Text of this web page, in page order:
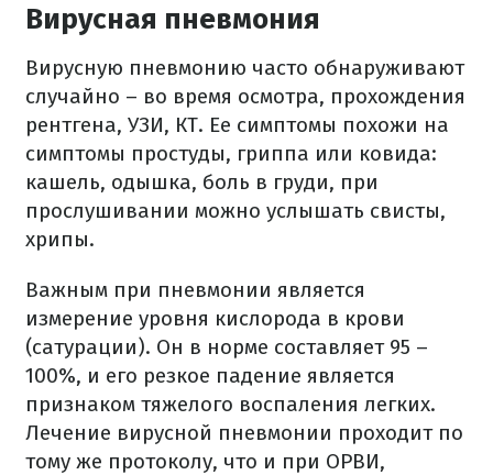
Вирусная пневмония
Вирусную пневмонию часто обнаруживают
случайно – во время осмотра, прохождения
рентгена, УЗИ, КТ. Ее симптомы похожи на
симптомы простуды, гриппа или ковида:
кашель, одышка, боль в груди, при
прослушивании можно услышать свисты,
хрипы.
Важным при пневмонии является
измерение уровня кислорода в крови
(сатурации). Он в норме составляет 95 –
100%, и его резкое падение является
признаком тяжелого воспаления легких.
Лечение вирусной пневмонии проходит по
тому же протоколу, что и при ОРВИ,